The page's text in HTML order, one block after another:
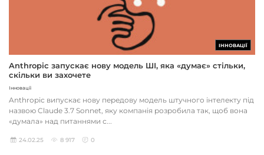
ІННОВАЦІЇ
Anthropic запускає нову модель ШІ, яка «думає» стільки,
скільки ви захочете
Інновації
Anthropic випускає нову передову модель штучного інтелекту під
назвою Claude 3.7 Sonnet, яку компанія розробила так, щоб вона
«думала» над питаннями с...
24.02.25 8 917 0